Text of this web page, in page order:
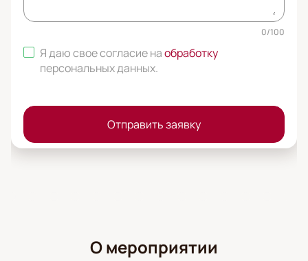
0/100
Я даю свое согласие наобработку
персональных данных.
Отправить заявку
О мероприятии